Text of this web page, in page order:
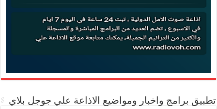
تطبيق برامج واخبار ومواضيع الاذاعة علي جوجل بلاي